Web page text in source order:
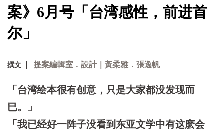
案》6月号「台湾感性，前进首
尔」
撰文 提案編輯室．設計｜黃柔雅．張逸帆
「台湾绘本很有创意，只是大家都没发现而
已。」
「我已经好一阵子没看到东亚文学中有这麽会